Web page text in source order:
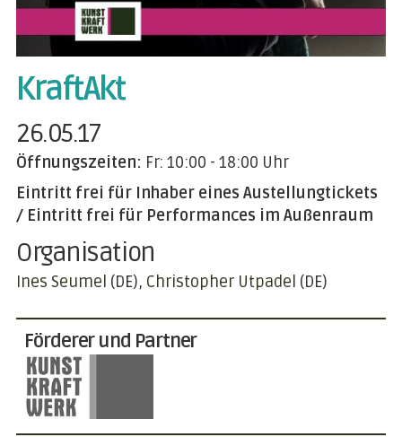
KraftAkt
26.05.17
Öffnungszeiten: Fr: 10:00 - 18:00 Uhr
Eintritt frei für Inhaber eines Austellungtickets
/ Eintritt frei für Performances im Außenraum
Organisation
Ines Seumel (DE) Christopher Utpadel (DE)
Förderer und Partner